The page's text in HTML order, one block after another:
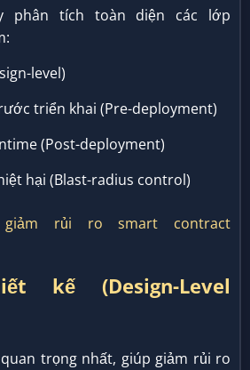
phân tích toàn diện các lớp
level)
triển khai (Pre-deployment)
(Post-deployment)
hại (Blast-radius control)
kế (Design-Level
trọng nhất, giúp giảm rủi ro